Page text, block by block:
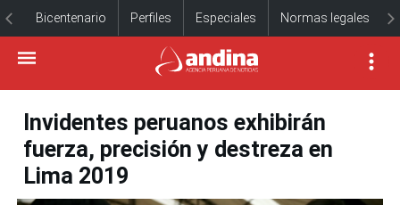
Bicentenario Perfiles Especiales Normas legales
Invidentes peruanos exhibirán
fuerza, precisión y destreza en
Lima 2019